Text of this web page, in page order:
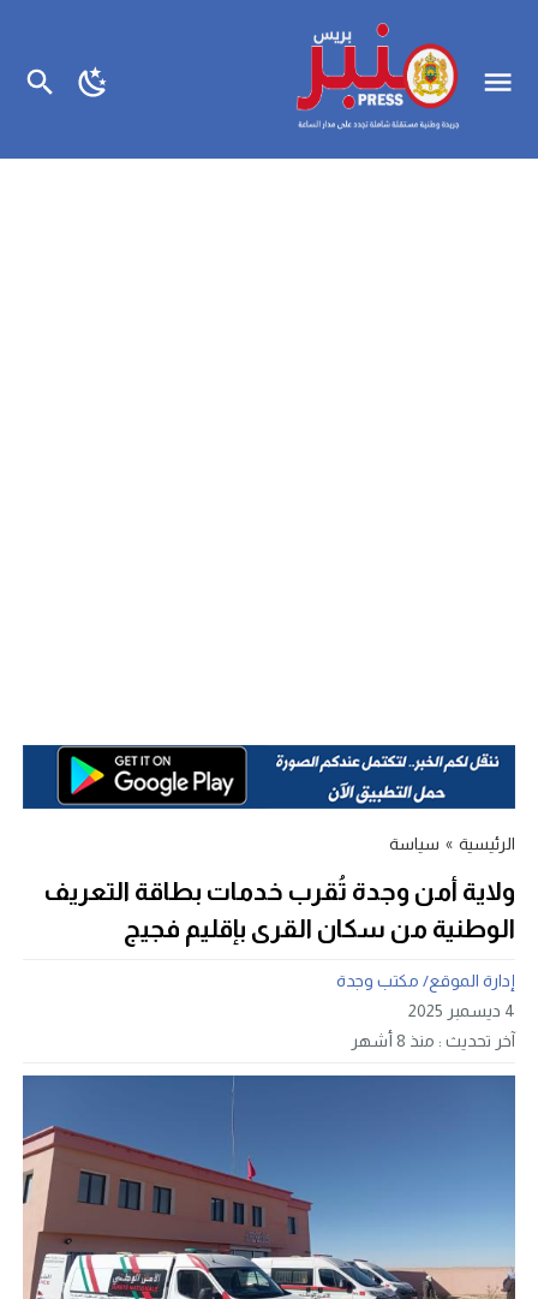
الرئيسية » سياسة
ولاية أمن وجدة تُقرب خدمات بطاقة التعريف
الوطنية من سكان القرى بإقليم فجيج
إدارة الموقع/ مكتب وجدة
4 ديسمبر 2025
آخر تحديث : منذ 8 أشهر